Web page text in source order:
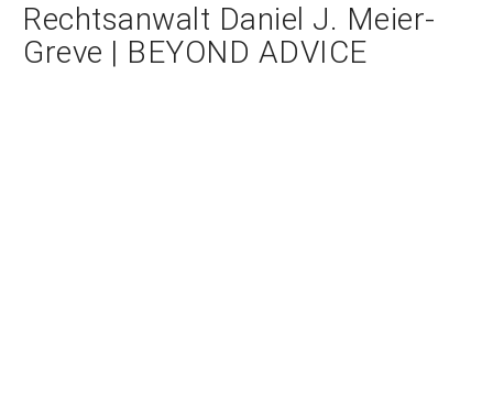
Rechtsanwalt Daniel J. Meier-
Greve | BEYOND ADVICE